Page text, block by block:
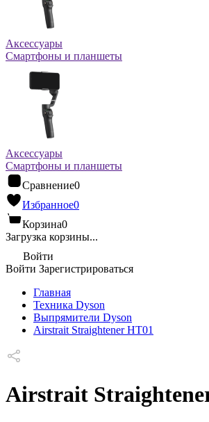
Аксессуары
Смартфоны и планшеты
Аксессуары
Смартфоны и планшеты
Сравнение0
Избранное0
Корзина0
Загрузка корзины...
Войти
Войти Зарегистрироваться
Главная
Техника Dyson
Выпрямители Dyson
Airstrait Straightener HT01
Airstrait